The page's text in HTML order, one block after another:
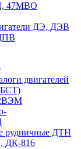
47МВО
ДЭ, ДЭВ
двигателей
рудничные ДТН
ДК-816